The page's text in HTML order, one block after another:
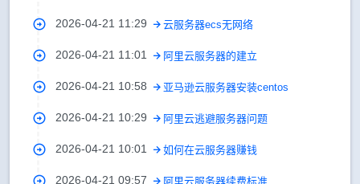
2026-04-21 11:29 云服务器ecs无网络
2026-04-21 11:01 阿里云服务器的建立
2026-04-21 10:58 亚马逊云服务器安装centos
2026-04-21 10:29 阿里云逃避服务器问题
2026-04-21 10:01 如何在云服务器赚钱
2026-04-21 09:57 阿里云服务器续费标准